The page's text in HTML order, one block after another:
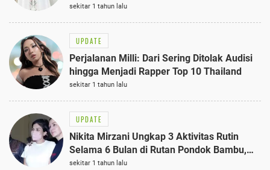
Semi-Formal
sekitar 1 tahun lalu
UPDATE
Perjalanan Milli: Dari Sering Ditolak Audisi
hingga Menjadi Rapper Top 10 Thailand
sekitar 1 tahun lalu
UPDATE
Nikita Mirzani Ungkap 3 Aktivitas Rutin
Selama 6 Bulan di Rutan Pondok Bambu,
Terungkap!
sekitar 1 tahun lalu